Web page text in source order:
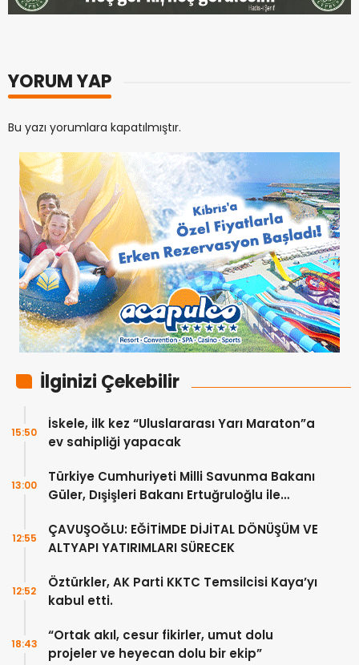
YORUM YAP
Bu yazı yorumlara kapatılmıştır.
İlginizi Çekebilir
İskele, ilk kez “Uluslararası Yarı Maraton”a
ev sahipliği yapacak
15:50
Türkiye Cumhuriyeti Milli Savunma Bakanı
Güler, Dışişleri Bakanı Ertuğruloğlu ile
13:00
ÇAVUŞOĞLU: EĞİTİMDE DİJİTAL DÖNÜŞÜM VE
ALTYAPI YATIRIMLARI SÜRECEK
12:55
Öztürkler, AK Parti KKTC Temsilcisi Kaya’yı
kabul etti.
12:52
“Ortak akıl, cesur fikirler, umut dolu
projeler ve heyecan dolu bir ekip”
18:43